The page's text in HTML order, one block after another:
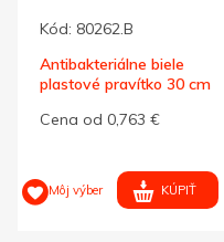
Kód: 80262.B
Antibakteriálne biele
plastové pravítko 30 cm
Cena od 0,763 €
Môj výber KÚPIŤ